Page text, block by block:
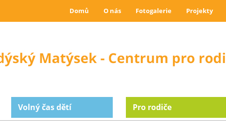
Domů O nás Fotogalerie Projekty
Volný čas dětí Pro rodiče